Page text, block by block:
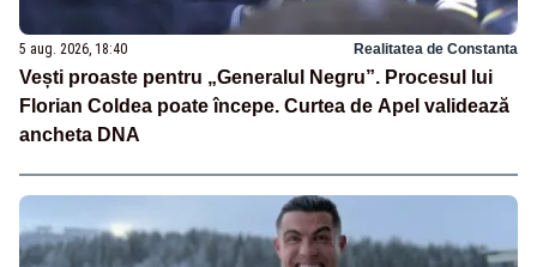
5 aug. 2026, 18:40 Realitatea de Constanta
Vești proaste pentru „Generalul Negru”. Procesul lui
Florian Coldea poate începe. Curtea de Apel validează
ancheta DNA